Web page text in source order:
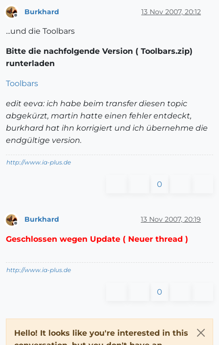
Burkhard 13 Nov 2007, 20:12
...und die Toolbars
Bitte die nachfolgende Version ( Toolbars.zip)
runterladen
Toolbars
edit eeva: ich habe beim transfer diesen topic
abgekürzt, martin hatte einen fehler entdeckt,
burkhard hat ihn korrigiert und ich übernehme die
endgültige version.
http://www.ia-plus.de
0
Offline
Burkhard 13 Nov 2007, 20:19
Geschlossen wegen Update ( Neuer thread )
http://www.ia-plus.de
0
Hello! It looks like you're interested in this